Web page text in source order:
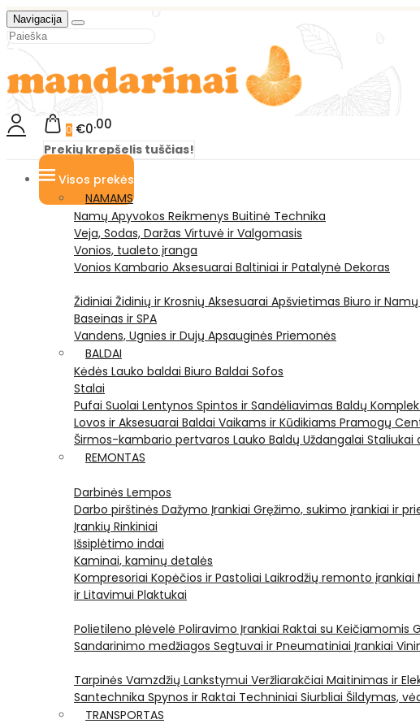
Navigacija
0 €0 00
Prekių krepšelis tuščias!
Visos prekės
NAMAMS
Namų Apyvokos Reikmenys Buitinė Technika
Veja, Sodas, Daržas Virtuvė ir Valgomasis
Vonios, tualeto įranga
Vonios Kambario Aksesuarai Baltiniai ir Patalynė Dekoras
Židiniai Židinių ir Krosnių Aksesuarai Apšvietimas Biuro ir
Baseinas ir SPA
Vandens, Ugnies ir Dujų Apsauginės Priemonės
BALDAI
Kėdės Lauko baldai Biuro Baldai Sofos
Stalai
Pufai Suolai Lentynos Spintos ir Sandėliavimas Baldų
Lovos ir Aksesuarai Baldai Vaikams ir Kūdikiams Pramogų
Širmos-kambario pertvaros Lauko Baldų Uždangalai Staliukai
REMONTAS
Darbinės Lempos
Darbo pirštinės Dažymo Įrankiai Gręžimo, sukimo įrankiai ir
Įrankių Rinkiniai
Išsiplėtimo indai
Kaminai, kaminų detalės
Kompresoriai Kopėčios ir Pastoliai Laikrodžių remonto įrankiai
ir Litavimui Plaktukai
Polietileno plėvelė Poliravimo Įrankiai Raktai su Keičiamomis
Sandarinimo medžiagos Segtuvai ir Pneumatiniai Įrankiai
Tarpinės Vamzdžių Lankstymui Veržliarakčiai Maitinimas ir
Santechnika Spynos ir Raktai Techniniai Siurbliai Šildymas,
TRANSPORTAS